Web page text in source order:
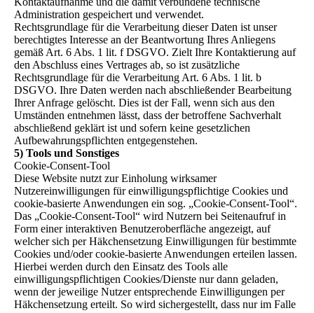
Administration gespeichert und verwendet.
Rechtsgrundlage für die Verarbeitung dieser Daten ist unser
berechtigtes Interesse an der Beantwortung Ihres Anliegens
gemäß Art. 6 Abs. 1 lit. f DSGVO. Zielt Ihre Kontaktierung auf
den Abschluss eines Vertrages ab, so ist zusätzliche
Rechtsgrundlage für die Verarbeitung Art. 6 Abs. 1 lit. b
DSGVO. Ihre Daten werden nach abschließender Bearbeitung
Ihrer Anfrage gelöscht. Dies ist der Fall, wenn sich aus den
Umständen entnehmen lässt, dass der betroffene Sachverhalt
abschließend geklärt ist und sofern keine gesetzlichen
Aufbewahrungspflichten entgegenstehen.
5) Tools und Sonstiges
Cookie-Consent-Tool
Diese Website nutzt zur Einholung wirksamer
Nutzereinwilligungen für einwilligungspflichtige Cookies und
cookie-basierte Anwendungen ein sog. „Cookie-Consent-Tool“.
Das „Cookie-Consent-Tool“ wird Nutzern bei Seitenaufruf in
Form einer interaktiven Benutzeroberfläche angezeigt, auf
welcher sich per Häkchensetzung Einwilligungen für bestimmte
Cookies und/oder cookie-basierte Anwendungen erteilen lassen.
Hierbei werden durch den Einsatz des Tools alle
einwilligungspflichtigen Cookies/Dienste nur dann geladen,
wenn der jeweilige Nutzer entsprechende Einwilligungen per
Häkchensetzung erteilt. So wird sichergestellt, dass nur im Falle